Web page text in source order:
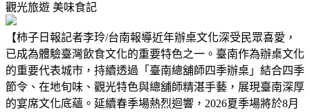
觀光旅遊 美味食記
【柿子日報記者李玲/台南報導近年辦桌文化深受民眾喜愛，
已成為體驗臺灣飲食文化的重要特色之一。臺南作為辦桌文化
的重要代表城市，持續透過「臺南總舖師四季辦桌」結合四季
節令、在地旬味、觀光特色與總舖師精湛手藝，展現臺南深厚
的宴席文化底蘊。延續春季場熱烈迴響，2026夏季場將於8月